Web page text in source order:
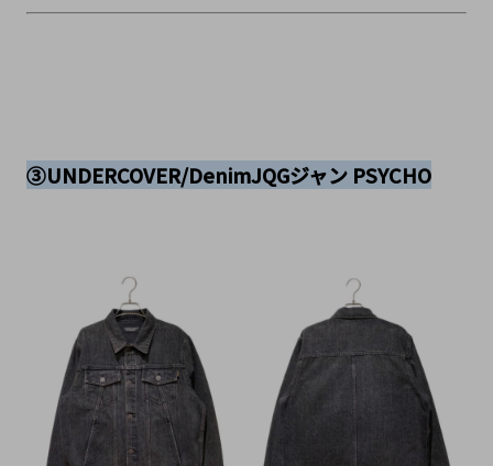
③UNDERCOVER/DenimJQGジャン PSYCHO